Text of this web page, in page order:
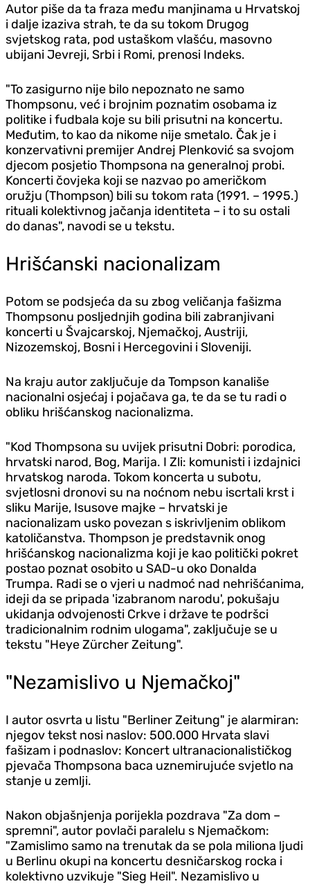
Autor piše da ta fraza među manjinama u Hrvatskoj
i dalje izaziva strah, te da su tokom Drugog
svjetskog rata, pod ustaškom vlašću, masovno
ubijani Jevreji, Srbi i Romi, prenosi Indeks.
"To zasigurno nije bilo nepoznato ne samo
Thompsonu, već i brojnim poznatim osobama iz
politike i fudbala koje su bili prisutni na koncertu.
Međutim, to kao da nikome nije smetalo. Čak je i
konzervativni premijer Andrej Plenković sa svojom
d‌jecom posjetio Thompsona na generalnoj probi.
Koncerti čovjeka koji se nazvao po američkom
oružju (Thompson) bili su tokom rata (1991. – 1995.)
rituali kolektivnog jačanja identiteta – i to su ostali
do danas", navodi se u tekstu.
Hrišćanski nacionalizam
Potom se podsjeća da su zbog veličanja fašizma
Thompsonu posljednjih godina bili zabranjivani
koncerti u Švajcarskoj, Njemačkoj, Austriji,
Nizozemskoj, Bosni i Hercegovini i Sloveniji.
Na kraju autor zaključuje da Tompson kanališe
nacionalni osjećaj i pojačava ga, te da se tu radi o
obliku hrišćanskog nacionalizma.
"Kod Thompsona su uvijek prisutni Dobri: porodica,
hrvatski narod, Bog, Marija. I Zli: komunisti i izdajnici
hrvatskog naroda. Tokom koncerta u subotu,
svjetlosni dronovi su na noćnom nebu iscrtali krst i
sliku Marije, Isusove majke – hrvatski je
nacionalizam usko povezan s iskrivljenim oblikom
katoličanstva. Thompson je predstavnik onog
hrišćanskog nacionalizma koji je kao politički pokret
postao poznat osobito u SAD-u oko Donalda
Trumpa. Radi se o vjeri u nadmoć nad nehrišćanima,
ideji da se pripada 'izabranom narodu', pokušaju
ukidanja odvojenosti Crkve i države te podršci
tradicionalnim rodnim ulogama", zaključuje se u
tekstu "Heye Zürcher Zeitung".
"Nezamislivo u Njemačkoj"
I autor osvrta u listu "Berliner Zeitung" je alarmiran:
njegov tekst nosi naslov: 500.000 Hrvata slavi
fašizam i podnaslov: Koncert ultranacionalističkog
pjevača Thompsona baca uznemirujuće svjetlo na
stanje u zemlji.
Nakon objašnjenja porijekla pozdrava "Za dom –
spremni", autor povlači paralelu s Njemačkom:
"Zamislimo samo na trenutak da se pola miliona ljudi
u Berlinu okupi na koncertu desničarskog rocka i
kolektivno uzvikuje "Sieg Heil". Nezamislivo u